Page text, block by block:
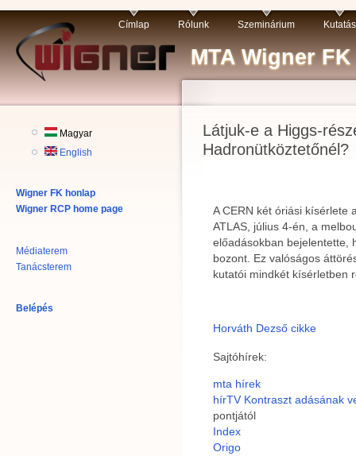
MTA Wigner
Címlap Rólunk Szeminárium Kutatás
Magyar
English
Wigner FK honlap
Wigner RCP home page
Médiaterem
Tanácsterem
Belépés
Látjuk-e a Higgs-
Hadronütköztetőnél?
A CERN két óriási kísérlete
ATLAS, július 4-én, a
előadásokban bejelentette,
bozont. Ez valóságos
kutatói mindkét kísérletben
Horváth Dezső cikke
Sajtóhírek:
mta hírek
hírTV Kontraszt adásának
pontjától
Index
Origo